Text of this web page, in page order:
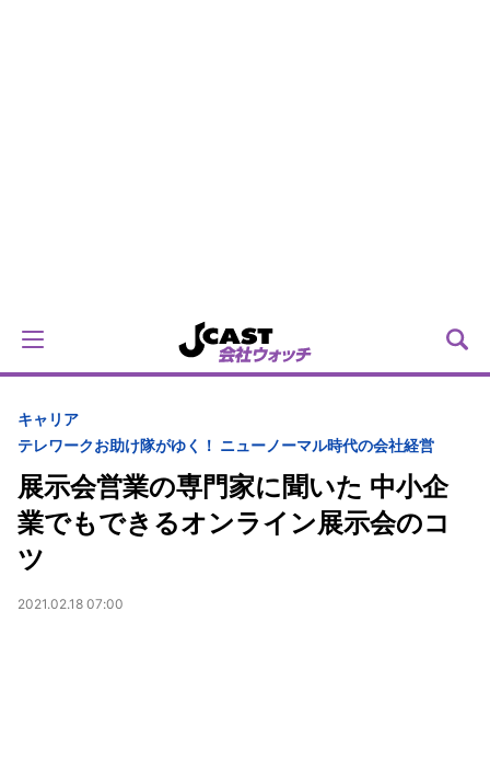
キャリア
テレワークお助け隊がゆく！ ニューノーマル時代の会社経営
展示会営業の専門家に聞いた 中小企
業でもできるオンライン展示会のコ
ツ
2021.02.18 07:00